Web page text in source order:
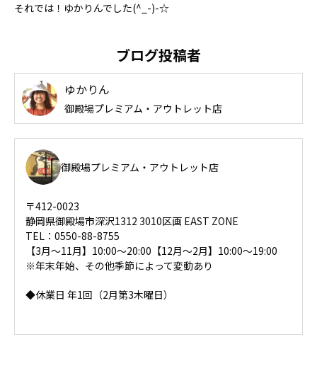
それでは！ゆかりんでした(^_-)-☆
ブログ投稿者
ゆかりん
御殿場プレミアム・アウトレット店
御殿場プレミアム・アウトレット店
〒412-0023
静岡県御殿場市深沢1312 3010区画 EAST ZONE
TEL：0550-88-8755
【3月～11月】10:00～20:00【12月～2月】10:00～19:00
※年末年始、その他季節によって変動あり
◆休業日 年1回（2月第3木曜日）